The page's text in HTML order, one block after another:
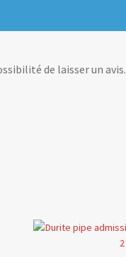
de laisser un avis.